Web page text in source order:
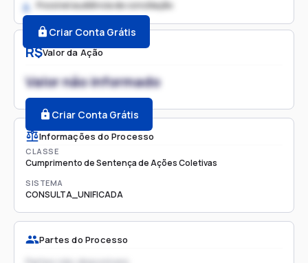
R$Valor da Ação
Valor não informado
Criar Conta Grátis
Informações do Processo
CLASSE
Cumprimento de Sentença de Ações Coletivas
SISTEMA
CONSULTA_UNIFICADA
Partes do Processo
2. Possível audiência de conciliação
Criar Conta Grátis